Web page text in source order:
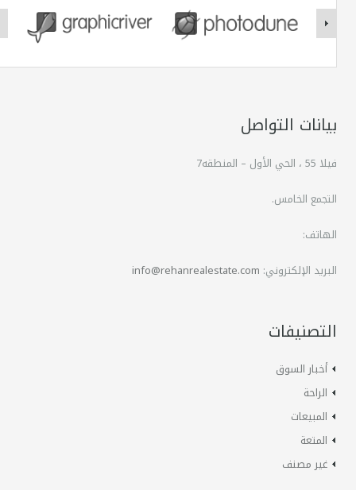
بيانات التواصل
فيلا 55 ، الحي الأول – المنطقه7
التجمع الخامس.
الهاتف:
البريد الإلكتروني:info@rehanrealestate.com
التصنيفات
أخبار السوق
الراحة
المبيعات
المتعة
غير مصنف